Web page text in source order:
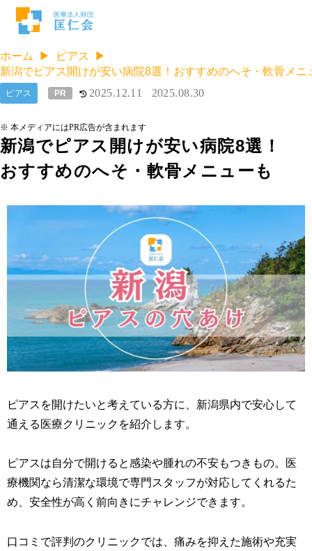
ホーム
ピアス
新潟でピアス開けが安い病院8選！おすすめのへそ・軟骨メニ
新潟でピアス開けが安い病院8選！
おすすめのへそ・軟骨メニューも
2025.12.11 2025.08.30
ピアス PR
※ 本メディアにはPR広告が含まれます
ピアスを開けたいと考えている方に、新潟県内で安心して
通える医療クリニックを紹介します。
ピアスは自分で開けると感染や腫れの不安もつきもの。医
療機関なら清潔な環境で専門スタッフが対応してくれるた
め、安全性が高く前向きにチャレンジできます。
口コミで評判のクリニックでは、痛みを抑えた施術や充実